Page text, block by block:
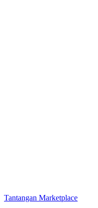
Tantangan Marketplace